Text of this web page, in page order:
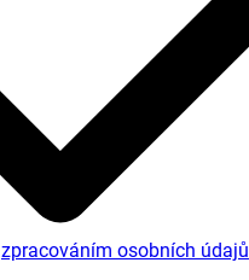
zpracováním osobních údajů